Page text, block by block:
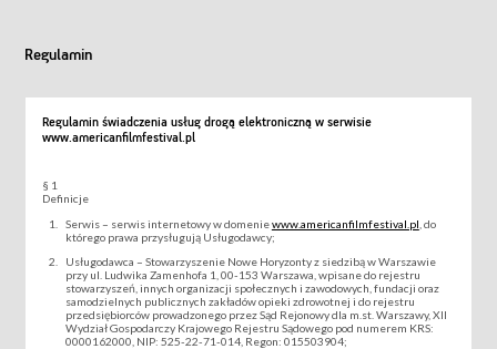
Regulamin
Regulamin świadczenia usług drogą elektroniczną w serwisie
www.americanfilmfestival.pl
§ 1
Definicje
Serwis – serwis internetowy w domeniewww.americanfilmfestival.pl , do
którego prawa przysługują Usługodawcy;
Usługodawca – Stowarzyszenie Nowe Horyzonty z siedzibą w Warszawie
przy ul. Ludwika Zamenhofa 1, 00-153 Warszawa, wpisane do rejestru
stowarzyszeń, innych organizacji społecznych i zawodowych, fundacji oraz
samodzielnych publicznych zakładów opieki zdrowotnej i do rejestru
przedsiębiorców prowadzonego przez Sąd Rejonowy dla m.st. Warszawy, XII
Wydział Gospodarczy Krajowego Rejestru Sądowego pod numerem KRS:
0000162000, NIP: 525-22-71-014, Regon: 015503904;